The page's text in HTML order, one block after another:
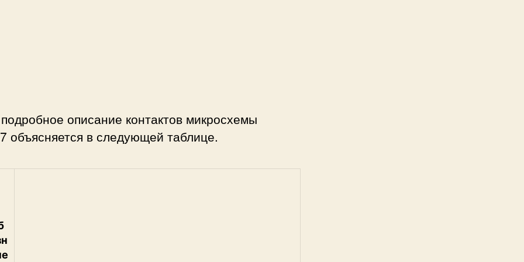
описание контактов микросхемы
объясняется в следующей таблице.